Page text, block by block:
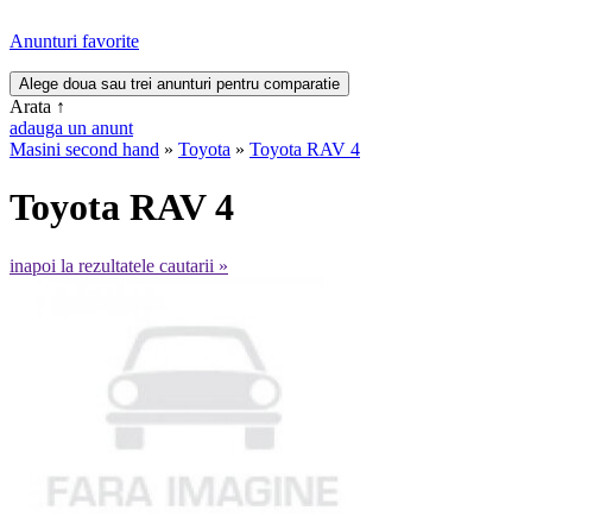
Anunturi favorite
Arata ↑
adauga un anunt
Masini second hand » Toyota » Toyota RAV 4
Toyota RAV 4
inapoi la rezultatele cautarii »